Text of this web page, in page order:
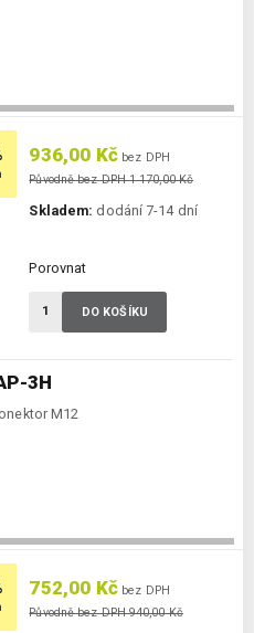
3H
M12
936,00 Kč bez DPH
Původně bez DPH 1 170,00 Kč
Skladem: dodání 7-14 dní
Porovnat
DO KOŠÍKU
752,00 Kč bez DPH
Původně bez DPH 940,00 Kč